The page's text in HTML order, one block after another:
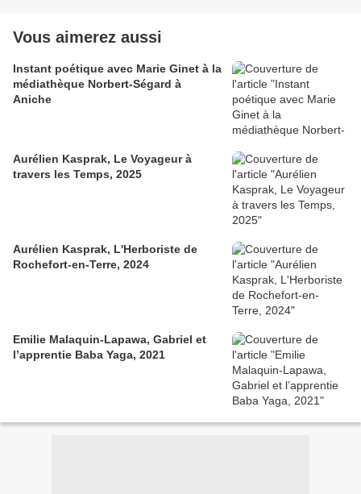
Vous aimerez aussi
Instant poétique avec Marie Ginet à la
médiathèque Norbert-Ségard à
Aniche
Aurélien Kasprak, Le Voyageur à
travers les Temps, 2025
Aurélien Kasprak, L'Herboriste de
Rochefort-en-Terre, 2024
Emilie Malaquin-Lapawa, Gabriel et
l’apprentie Baba Yaga, 2021